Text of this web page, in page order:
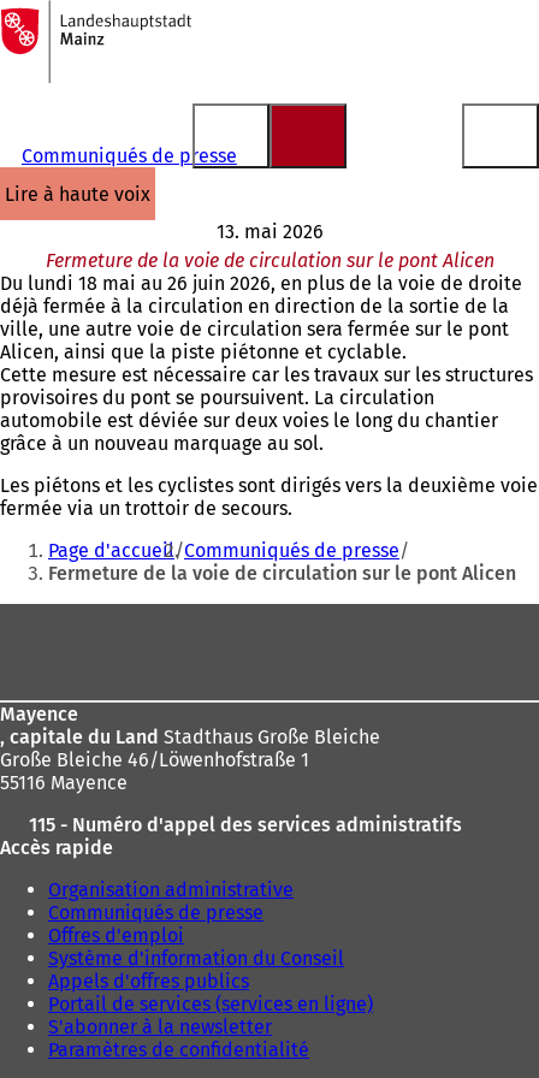
Accéder au contenu
Vers
la
page
d'accueil
Communiqués de presse
lire à haute voix
13. mai 2026
Fermeture de la voie de circulation sur le pont Alicen
Du lundi 18 mai au 26 juin 2026, en plus de la voie de droite
déjà fermée à la circulation en direction de la sortie de la
ville, une autre voie de circulation sera fermée sur le pont
Alicen, ainsi que la piste piétonne et cyclable.
Cette mesure est nécessaire car les travaux sur les structures
provisoires du pont se poursuivent. La circulation
automobile est déviée sur deux voies le long du chantier
grâce à un nouveau marquage au sol.
Les piétons et les cyclistes sont dirigés vers la deuxième voie
fermée via un trottoir de secours.
Vous
êtes
ici
Page d'accueil Communiqués de presse
Fermeture de la voie de circulation sur le pont Alicen
Mayence
, capitale du Land Stadthaus Große Bleiche
Große Bleiche 46/Löwenhofstraße 1
55116 Mayence
115 - Numéro d'appel des services administratifs
Accès rapide
Organisation administrative
Communiqués de presse
Offres d'emploi
Système d'information du Conseil
Appels d'offres publics
Portail de services (services en ligne)
S'abonner à la newsletter
Paramètres de confidentialité